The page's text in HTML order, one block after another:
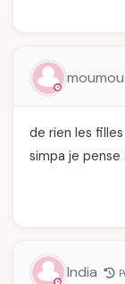
de rien les
simpa je pense
India